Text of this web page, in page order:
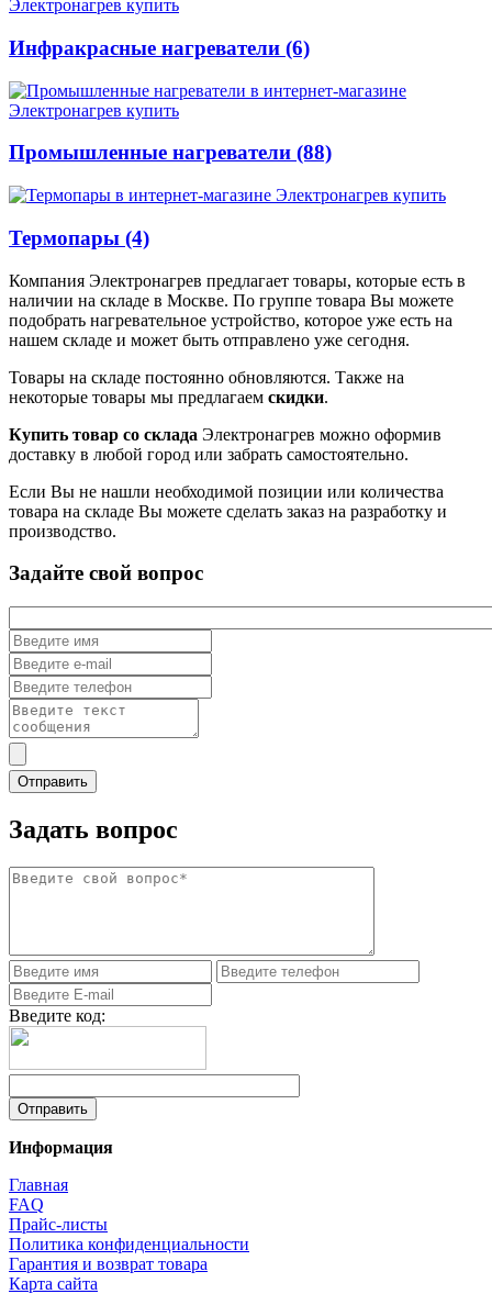
Инфракрасные нагреватели (6)
Промышленные нагреватели (88)
Термопары (4)
Компания Электронагрев предлагает товары, которые есть в
наличии на складе в Москве. По группе товара Вы можете
подобрать нагревательное устройство, которое уже есть на
нашем складе и может быть отправлено уже сегодня.
Товары на складе постоянно обновляются. Также на
некоторые товары мы предлагаем скидки.
Купить товар со склада Электронагрев можно оформив
доставку в любой город или забрать самостоятельно.
Если Вы не нашли необходимой позиции или количества
товара на складе Вы можете сделать заказ на разработку и
производство.
Задайте свой вопрос
Задать вопрос
Введите код:
Информация
Главная
FAQ
Прайс-листы
Политика конфиденциальности
Гарантия и возврат товара
Карта сайта